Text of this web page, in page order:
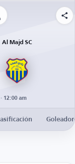
Al Majd SC
12:00 am